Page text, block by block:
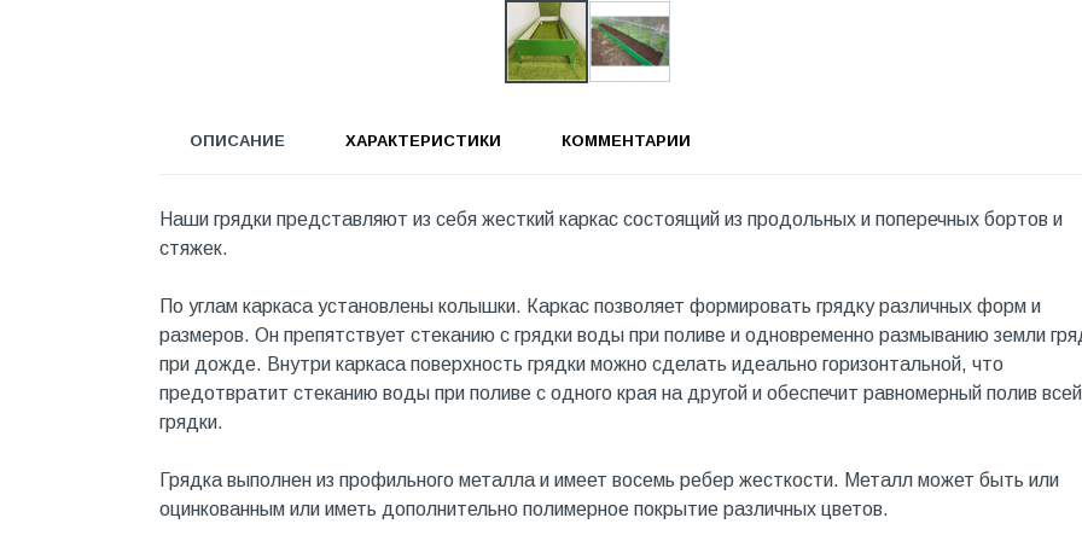
Канализация
Керамика и керамогранит
Клеи, герметики, пены
Клей монтажный
Коллекторы и шкафы
Косметика и уход
ОПИСАНИЕ ХАРАКТЕРИСТИКИ КОММЕНТАРИИ
Наши грядки представляют из себя жесткий каркас состоящий из продольных и поперечных бортов и
стяжек.
По углам каркаса установлены колышки. Каркас позволяет формировать грядку различных форм и
размеров. Он препятствует стеканию с грядки воды при поливе и одновременно размыванию земли
при дожде. Внутри каркаса поверхность грядки можно сделать идеально горизонтальной, что
предотвратит стеканию воды при поливе с одного края на другой и обеспечит равномерный полив всей
грядки.
Грядка выполнен из профильного металла и имеет восемь ребер жесткости. Металл может быть или
оцинкованным или иметь дополнительно полимерное покрытие различных цветов.